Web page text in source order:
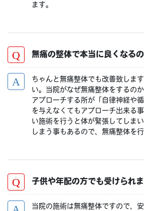
ます。
無痛の整体で本当に良くなる
ちゃんと無痛整体でも改善致しま
い。当院がなぜ無痛整体をするの
アプローチする所が「自律神経や
を与えなくてもアプローチ出来る
い施術を行うと体が緊張してしま
しまう事もあるので、無痛整体を
子供や年配の方でも受けられ
当院の施術は無痛整体ですので、